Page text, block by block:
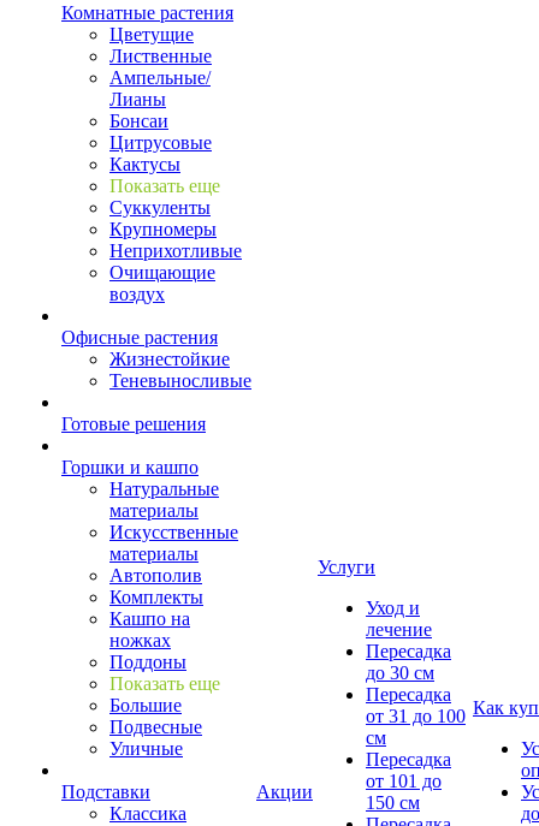
Комнатные растения
Цветущие
Лиственные
Ампельные/
Лианы
Бонсаи
Цитрусовые
Кактусы
Показать еще
Суккуленты
Крупномеры
Неприхотливые
Очищающие
воздух
Офисные растения
Жизнестойкие
Теневыносливые
Готовые решения
Горшки и кашпо
Натуральные
материалы
Искусственные
материалы
Автополив
Комплекты
Кашпо на
ножках
Поддоны
Показать еще
Большие
Подвесные
Уличные
Подставки
Классика
Акции
Услуги
Уход и
лечение
Пересадка
до 30 см
Пересадка
от 31 до 100
см
Пересадка
от 101 до
150 см
Как